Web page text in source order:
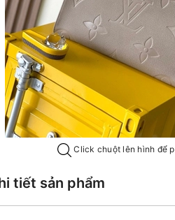
Click chuột lên hình để
tiết sản phẩm